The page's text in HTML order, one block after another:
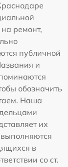
ремонт,
публичной
и
обозначить
Наша
их
в
со ст.